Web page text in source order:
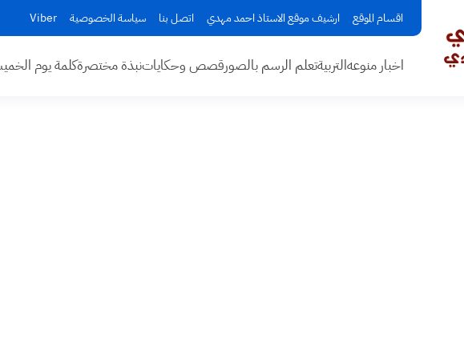
اقسام الموقع ارشيف موقع الاستاذ احمد مهدي اتصل بنا سياسة الخصوصية Viber
اخبار منوعهالتربيةتعلم الرسم بالصورقصص وحكاياتنبذة مختصرةكلمة يوم